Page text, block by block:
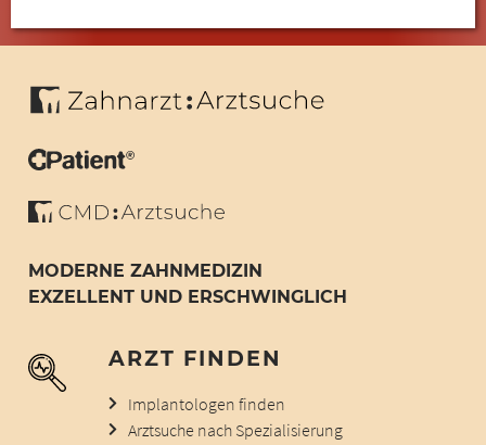
MODERNE ZAHNMEDIZIN
EXZELLENT UND ERSCHWINGLICH
ARZT FINDEN
Implantologen finden
Arztsuche nach Spezialisierung